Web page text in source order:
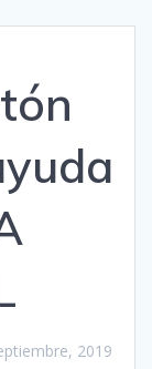
2019